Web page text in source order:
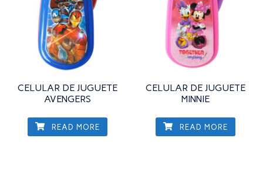
CELULAR DE JUGUETE
AVENGERS
READ MORE
CELULAR DE JUGUETE
MINNIE
READ MORE